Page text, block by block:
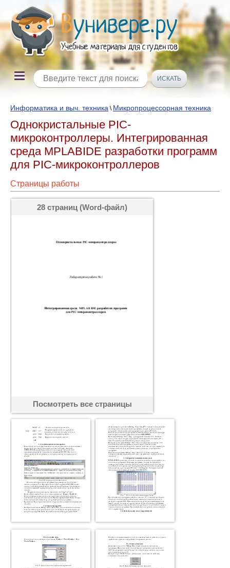
Информатика и выч. техника \ Микропроцессорная техника
Однокристальные PIC-
микроконтроллеры. Интегрированная
среда MPLABIDE разработки программ
для PIC-микроконтроллеров
Страницы работы
28 страниц (Word-файл)
Посмотреть все страницы